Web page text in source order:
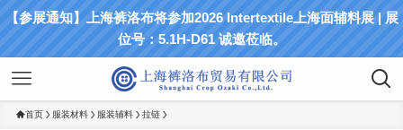
【参展通知】上海裤洛布将参加2026 Intertextile上海面辅料展 | 展
位号：5.1H-D61 诚邀莅临。
首页 服装材料 服装辅料 拉链